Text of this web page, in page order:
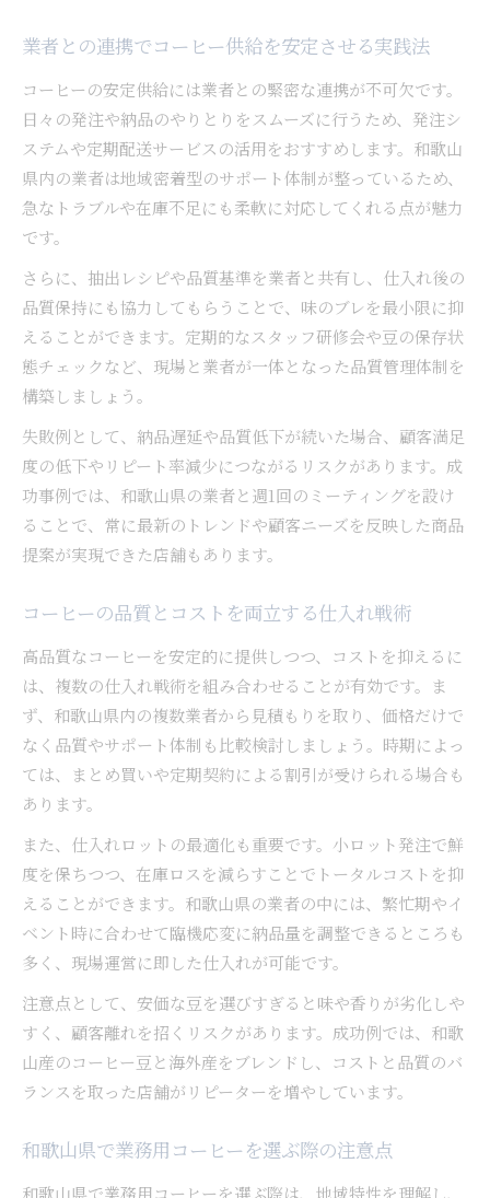
業者との連携でコーヒー供給を安定させる実践法
コーヒーの安定供給には業者との緊密な連携が不可欠です。
日々の発注や納品のやりとりをスムーズに行うため、発注シ
ステムや定期配送サービスの活用をおすすめします。和歌山
県内の業者は地域密着型のサポート体制が整っているため、
急なトラブルや在庫不足にも柔軟に対応してくれる点が魅力
です。
さらに、抽出レシピや品質基準を業者と共有し、仕入れ後の
品質保持にも協力してもらうことで、味のブレを最小限に抑
えることができます。定期的なスタッフ研修会や豆の保存状
態チェックなど、現場と業者が一体となった品質管理体制を
構築しましょう。
失敗例として、納品遅延や品質低下が続いた場合、顧客満足
度の低下やリピート率減少につながるリスクがあります。成
功事例では、和歌山県の業者と週1回のミーティングを設け
ることで、常に最新のトレンドや顧客ニーズを反映した商品
提案が実現できた店舗もあります。
コーヒーの品質とコストを両立する仕入れ戦術
高品質なコーヒーを安定的に提供しつつ、コストを抑えるに
は、複数の仕入れ戦術を組み合わせることが有効です。ま
ず、和歌山県内の複数業者から見積もりを取り、価格だけで
なく品質やサポート体制も比較検討しましょう。時期によっ
ては、まとめ買いや定期契約による割引が受けられる場合も
あります。
また、仕入れロットの最適化も重要です。小ロット発注で鮮
度を保ちつつ、在庫ロスを減らすことでトータルコストを抑
えることができます。和歌山県の業者の中には、繁忙期やイ
ベント時に合わせて臨機応変に納品量を調整できるところも
多く、現場運営に即した仕入れが可能です。
注意点として、安価な豆を選びすぎると味や香りが劣化しや
すく、顧客離れを招くリスクがあります。成功例では、和歌
山産のコーヒー豆と海外産をブレンドし、コストと品質のバ
ランスを取った店舗がリピーターを増やしています。
和歌山県で業務用コーヒーを選ぶ際の注意点
和歌山県で業務用コーヒーを選ぶ際は、地域特性を理解し、